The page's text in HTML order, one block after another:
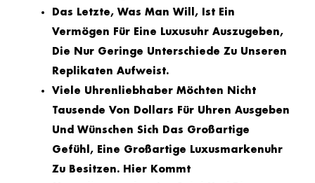
Das Letzte, Was Man Will, Ist Ein
Vermögen Für Eine Luxusuhr Auszugeben,
Die Nur Geringe Unterschiede Zu Unseren
Replikaten Aufweist.
Viele Uhrenliebhaber Möchten Nicht
Tausende Von Dollars Für Uhren Ausgeben
Und Wünschen Sich Das Großartige
Gefühl, Eine Großartige Luxusmarkenuhr
Zu Besitzen. Hier Kommt